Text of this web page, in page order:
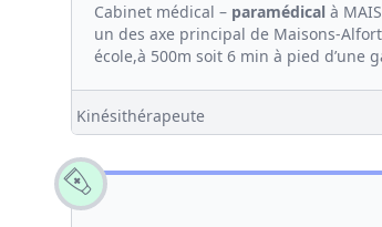
Cabinet médical – paramédical à
un des axe principal de Maisons-
école,à 500m soit 6 min à pied d’une
Kinésithérapeute